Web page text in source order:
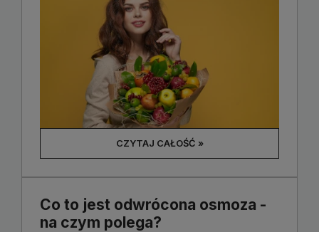
CZYTAJ CAŁOŚĆ »
Co to jest odwrócona osmoza -
na czym polega?